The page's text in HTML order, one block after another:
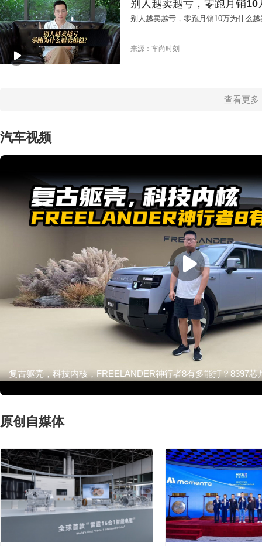
别人越卖越亏，零跑月销
别人越卖越亏，零跑月销10万为什么
来源：车尚时刻
查看更多
汽车视频
复古躯壳，科技内核，FREELANDER神行者8有多能打？8397芯
原创自媒体